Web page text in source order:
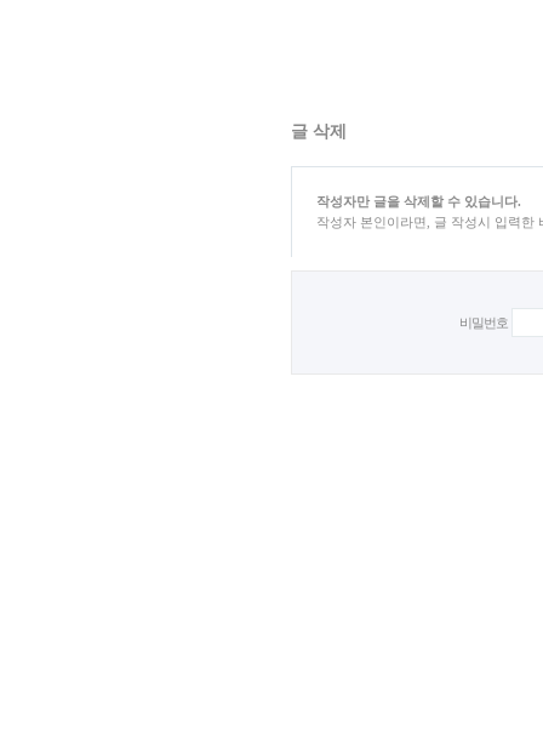
글 삭제
작성자만 글을 삭제할 수 있습니다.
작성자 본인이라면, 글 작성시 입력한
비밀번호